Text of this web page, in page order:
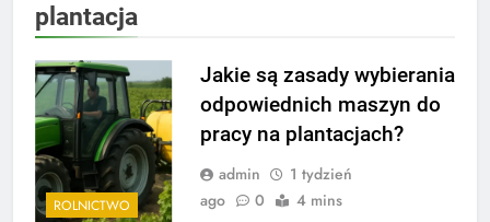
plantacja
ROLNICTWO
Jakie są zasady wybierania
odpowiednich maszyn do
pracy na plantacjach?
admin
1 tydzień
ago
0 4 mins